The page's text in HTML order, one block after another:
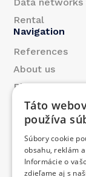
Rental
Navigation
References
About us
Blog
Contact
Products
We
Job offer
Contact
Táto
používa
Súbory cookie
obsahu, reklám
Informácie o
zdieľame aj s